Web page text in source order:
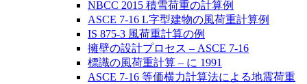
NBCC 2015 積雪荷重の計算例
ASCE 7-16 L字型建物の風荷重計算例
IS 875-3 風荷重計算の例
擁壁の設計プロセス – ASCE 7-16
標識の風荷重計算 – に 1991
ASCE 7-16 等価横力計算法による地震荷重